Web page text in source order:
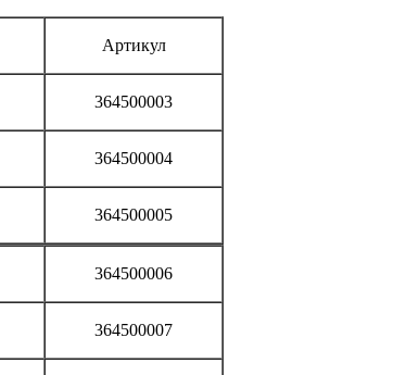
Артикул
364500003
364500004
364500005
364500006
364500007